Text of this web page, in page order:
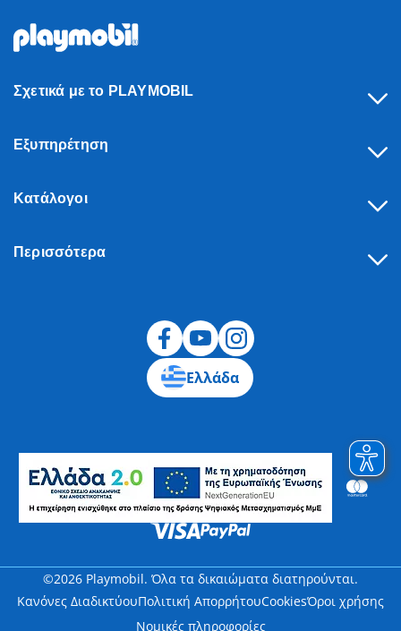
Σχετικά με το PLAYMOBIL
Εξυπηρέτηση
Κατάλογοι
Περισσότερα
Ελλάδα
©2026 Playmobil. Όλα τα δικαιώματα διατηρούνται.
Κανόνες ΔιαδικτύουΠολιτική ΑπορρήτουCookiesΌροι χρήσης
Νομικές πληροφορίες